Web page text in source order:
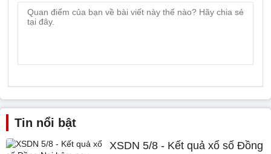
Tin nổi bật
XSDN 5/8 - Kết quả xổ số Đồng